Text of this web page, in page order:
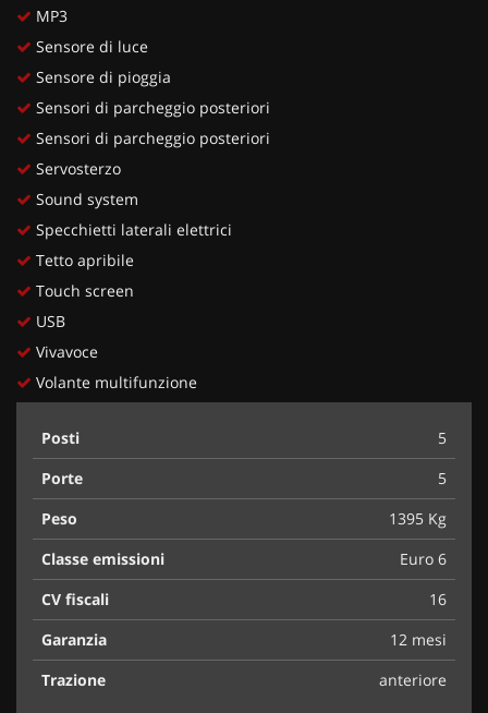
MP3
Sensore di luce
Sensore di pioggia
Sensori di parcheggio posteriori
Sensori di parcheggio posteriori
Servosterzo
Sound system
Specchietti laterali elettrici
Tetto apribile
Touch screen
USB
Vivavoce
Volante multifunzione
Posti
5
Porte
5
Peso
1395 Kg
Classe emissioni
Euro 6
CV fiscali
16
Garanzia
12 mesi
Trazione
anteriore